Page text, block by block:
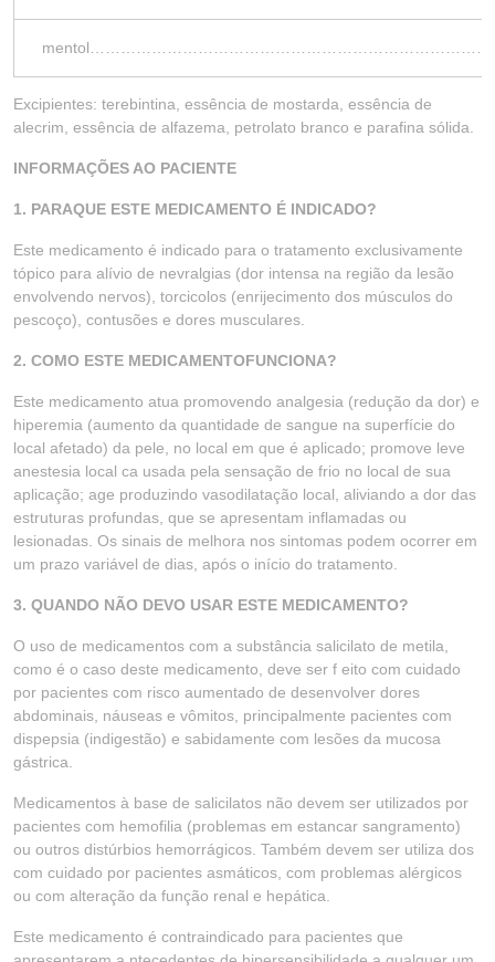
Excipientes: terebintina, essência de mostarda, essência de
alecrim, essência de alfazema, petrolato branco e parafina sólida.
INFORMAÇÕES AO PACIENTE
1. PARAQUE ESTE MEDICAMENTO É INDICADO?
Este medicamento é indicado para o tratamento exclusivamente
tópico para alívio de nevralgias (dor intensa na região da lesão
envolvendo nervos), torcicolos (enrijecimento dos músculos do
pescoço), contusões e dores musculares.
2. COMO ESTE MEDICAMENTOFUNCIONA?
Este medicamento atua promovendo analgesia (redução da dor) e
hiperemia (aumento da quantidade de sangue na superfície do
local afetado) da pele, no local em que é aplicado; promove leve
anestesia local ca usada pela sensação de frio no local de sua
aplicação; age produzindo vasodilatação local, aliviando a dor das
estruturas profundas, que se apresentam inflamadas ou
lesionadas. Os sinais de melhora nos sintomas podem ocorrer em
um prazo variável de dias, após o início do tratamento.
3. QUANDO NÃO DEVO USAR ESTE MEDICAMENTO?
O uso de medicamentos com a substância salicilato de metila,
como é o caso deste medicamento, deve ser f eito com cuidado
por pacientes com risco aumentado de desenvolver dores
abdominais, náuseas e vômitos, principalmente pacientes com
dispepsia (indigestão) e sabidamente com lesões da mucosa
gástrica.
Medicamentos à base de salicilatos não devem ser utilizados por
pacientes com hemofilia (problemas em estancar sangramento)
ou outros distúrbios hemorrágicos. Também devem ser utiliza dos
com cuidado por pacientes asmáticos, com problemas alérgicos
ou com alteração da função renal e hepática.
Este medicamento é contraindicado para pacientes que